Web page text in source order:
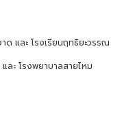
ด และ โรงเรียนฤทธิยะวรรณ
ะ โรงพยาบาลสายไหม